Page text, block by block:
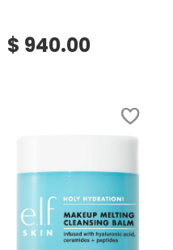
$ 940.00
Ver más